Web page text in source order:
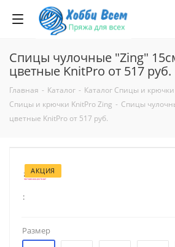
Спицы чулочные "Zing"
цветные KnitPro от 517 руб.
Главная - Каталог - Каталог Спицы и крючки
Спицы и крючки KnitPro Zing - Спицы
цветные KnitPro от 517 руб.
АКЦИЯ
:
Размер